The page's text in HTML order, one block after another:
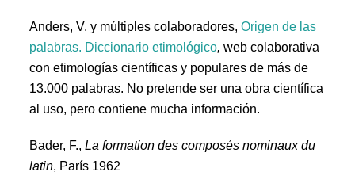
Anders, V. y múltiples colaboradores,Origen de las
palabras. Diccionario etimológico,web colaborativa
con etimologías científicas y populares de más de
13.000 palabras. No pretende ser una obra científica
al uso, pero contiene mucha información.
Bader, F.,La formation des composés nominaux du
latin, París 1962